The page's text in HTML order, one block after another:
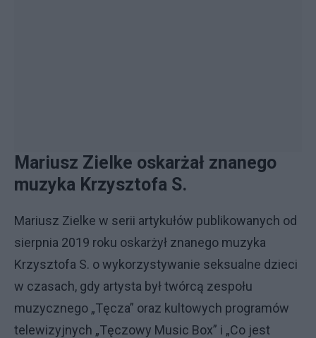
Mariusz Zielke oskarżał znanego
muzyka Krzysztofa S.
Mariusz Zielke w serii artykułów publikowanych od
sierpnia 2019 roku oskarżył znanego muzyka
Krzysztofa S. o wykorzystywanie seksualne dzieci
w czasach, gdy artysta był twórcą zespołu
muzycznego „Tęcza” oraz kultowych programów
telewizyjnych „Tęczowy Music Box” i „Co jest